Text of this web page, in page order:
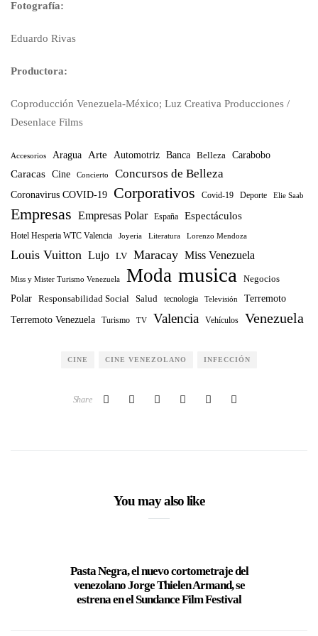
Fotografía:
Eduardo Rivas
Productora:
Coproducción Venezuela-México; Luz Creativa Producciones /
Desenlace Films
Accesorios Aragua Arte Automotriz Banca Belleza Carabobo
Caracas Cine Concierto Concursos de Belleza
Coronavirus COVID-19 Corporativos Covid-19 Deporte Elie Saab
Empresas Empresas Polar España Espectáculos
Hotel Hesperia WTC Valencia Joyeria Literatura Lorenzo Mendoza
Louis Vuitton Lujo LV Maracay Miss Venezuela
Miss y Mister Turismo Venezuela Moda musica
Negocios
Polar
Responsabilidad Social Salud tecnologia Televisión
Terremoto
Terremoto Venezuela
Turismo TV Valencia Vehículos Venezuela
CINE CINE VENEZOLANO INFECCIÓN
Share
You may also like
Pasta Negra, el nuevo cortometraje del
venezolano Jorge Thielen Armand, se
estrena en el Sundance Film Festival